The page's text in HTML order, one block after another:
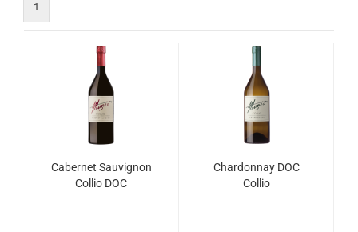
1
Ca­ber­net Sau­vi­gnon
Col­lio DOC
Char­don­nay DOC
Col­lio